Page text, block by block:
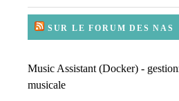
SUR LE FORUM DES NAS
Music Assistant (Docker) -
musicale